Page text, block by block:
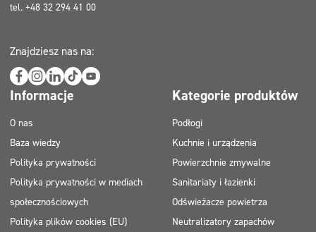
tel. +48 32 294 41 00
Znajdziesz nas na:
Informacje
O nas
Baza wiedzy
Polityka prywatności
Polityka prywatności w mediach
społecznościowych
Polityka plików cookies (EU)
Kategorie produktów
Podłogi
Kuchnie i urządzenia
Powierzchnie zmywalne
Sanitariaty i łazienki
Odświeżacze powietrza
Neutralizatory zapachów